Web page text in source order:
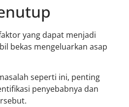
yang dapat menjadi
bekas mengeluarkan asap
seperti ini, penting
penyebabnya dan